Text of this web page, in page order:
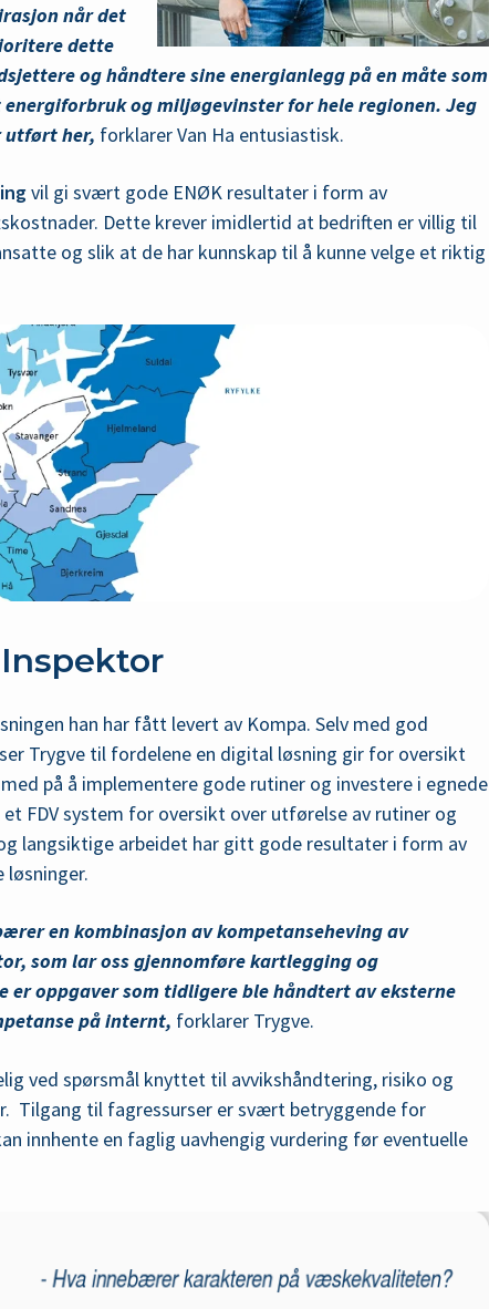
når det
dette
og håndtere sine energianlegg på en måte som
og miljøgevinster for hele regionen. Jeg
utført her, forklarer Van Ha entusiastisk.
vil gi svært gode ENØK resultater i form av
Dette krever imidlertid at bedriften er villig til
og slik at de har kunnskap til å kunne velge et riktig
han har fått levert av Kompa. Selv med god
Trygve til fordelene en digital løsning gir for oversikt
på å implementere gode rutiner og investere i egnede
FDV system for oversikt over utførelse av rutiner og
langsiktige arbeidet har gitt gode resultater i form av
en kombinasjon av kompetanseheving av
som lar oss gjennomføre kartlegging og
er oppgaver som tidligere ble håndtert av eksterne
på internt, forklarer Trygve.
ved spørsmål knyttet til avvikshåndtering, risiko og
Tilgang til fagressurser er svært betryggende for
innhente en faglig uavhengig vurdering før eventuelle